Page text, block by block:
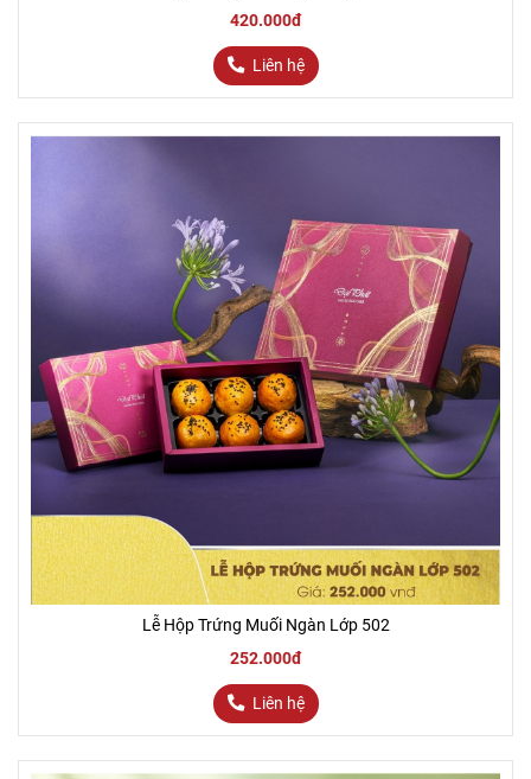
420.000đ
Liên hệ
Lễ Hộp Trứng Muối Ngàn Lớp 502
252.000đ
Liên hệ